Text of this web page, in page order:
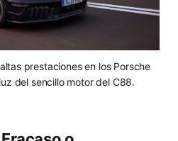
prestaciones en los Porsche
del sencillo motor del C88.